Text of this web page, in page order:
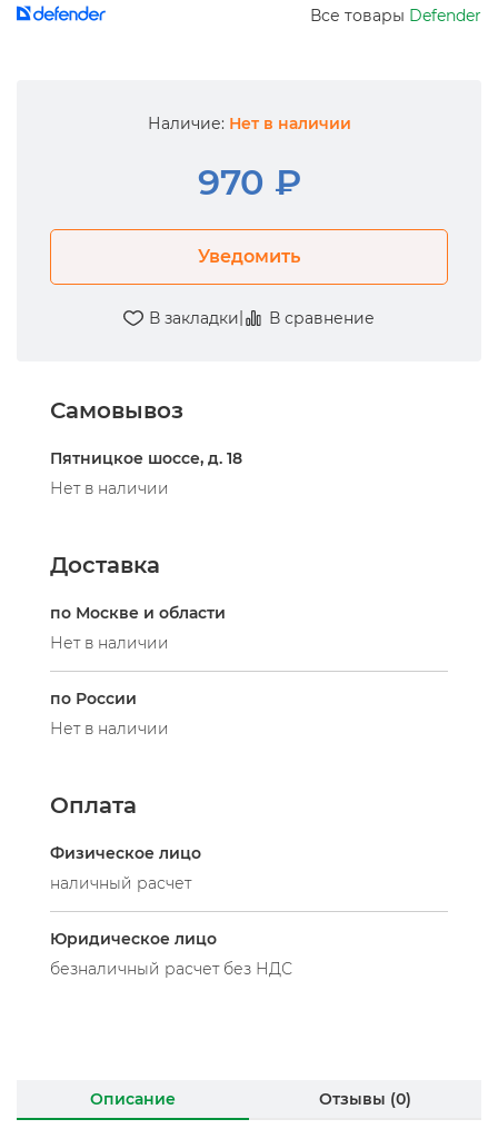
Все товары Defender
Наличие: Нет в наличии
970 ₽
Уведомить
В закладки| В сравнение
Самовывоз
Пятницкое шоссе, д. 18
Нет в наличии
Доставка
по Москве и области
Нет в наличии
по России
Нет в наличии
Оплата
Физическое лицо
наличный расчет
Юридическое лицо
безналичный расчет без НДС
Описание Отзывы (0)